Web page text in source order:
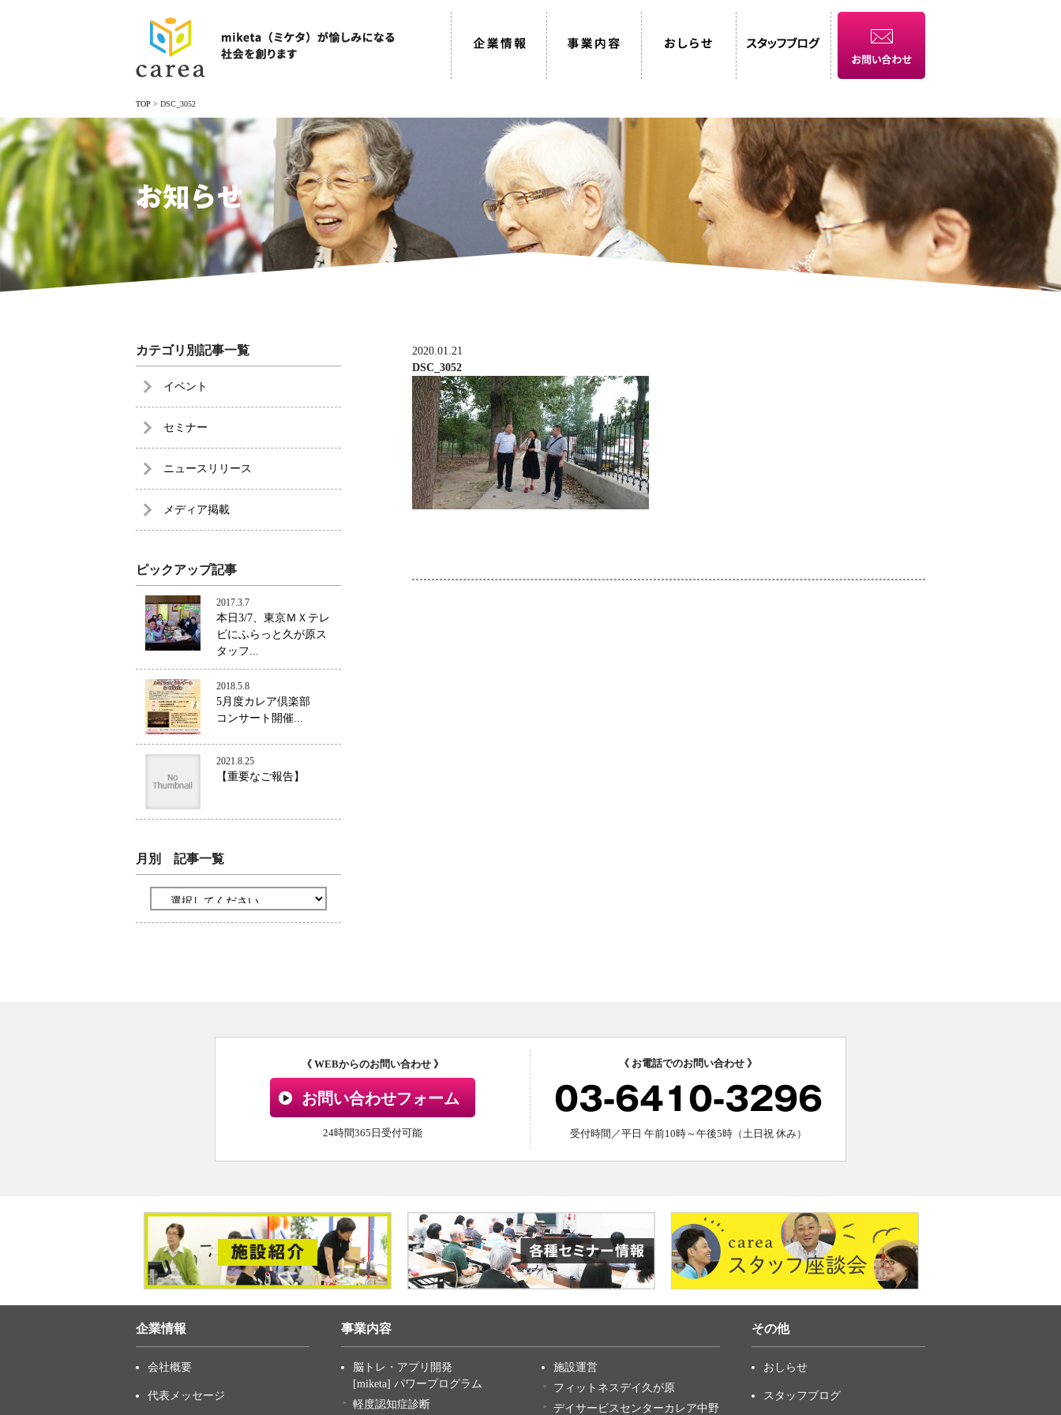
TOP > DSC_3052
お知らせ
2020.01.21
DSC_3052
カテゴリ別記事一覧
イベント
セミナー
ニュースリリース
メディア掲載
ピックアップ記事
2017.3.7
本日3/7、東京ＭＸテレ
ビにふらっと久が原ス
タッフ...
2018.5.8
5月度カレア倶楽部
コンサート開催...
2021.8.25
【重要なご報告】
月別 記事一覧
《 WEBからのお問い合わせ 》
お問い合わせフォーム
24時間365日受付可能
《 お電話でのお問い合わせ 》
03-6410-3296
受付時間／平日 午前10時～午後5時（土日祝 休み）
企業情報
会社概要
代表メッセージ
事業内容
脳トレ・アプリ開発
[miketa] パワープログラム
軽度認知症診断
施設運営
フィットネスデイ久が原
デイサービスセンターカレア中野
その他
おしらせ
スタッフブログ